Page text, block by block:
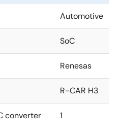
20A of output current,
application
arrangements of the
Due to the multiphase
outstanding ±2% load
sizes below 1mm
(DVC)
Automotive
SoC
Renesas
R-CAR H3
converter
1